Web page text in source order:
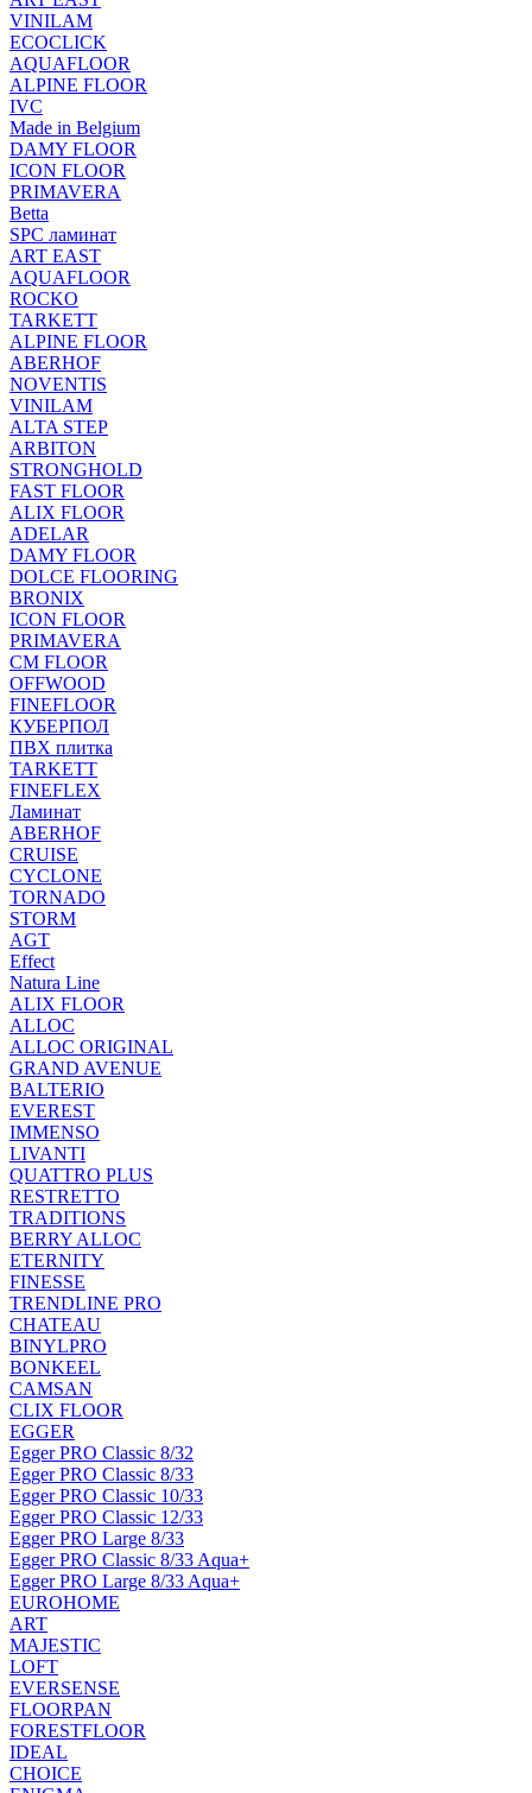
VINILAM
ECOCLICK
AQUAFLOOR
ALPINE FLOOR
IVC
Made in Belgium
DAMY FLOOR
ICON FLOOR
PRIMAVERA
Betta
SPC ламинат
ART EAST
AQUAFLOOR
ROCKO
TARKETT
ALPINE FLOOR
ABERHOF
NOVENTIS
VINILAM
ALTA STEP
ARBITON
STRONGHOLD
FAST FLOOR
ALIX FLOOR
ADELAR
DAMY FLOOR
DOLCE FLOORING
BRONIX
ICON FLOOR
PRIMAVERA
CM FLOOR
OFFWOOD
FINEFLOOR
КУБЕРПОЛ
ПВХ плитка
TARKETT
FINEFLEX
Ламинат
ABERHOF
CRUISE
CYCLONE
TORNADO
STORM
AGT
Effect
Natura Line
ALIX FLOOR
ALLOC
ALLOC ORIGINAL
GRAND AVENUE
BALTERIO
EVEREST
IMMENSO
LIVANTI
QUATTRO PLUS
RESTRETTO
TRADITIONS
BERRY ALLOC
ETERNITY
FINESSE
TRENDLINE PRO
CHATEAU
BINYLPRO
BONKEEL
CAMSAN
CLIX FLOOR
EGGER
Egger PRO Classic 8/32
Egger PRO Classic 8/33
Egger PRO Classic 10/33
Egger PRO Classic 12/33
Egger PRO Large 8/33
Egger PRO Classic 8/33 Aqua+
Egger PRO Large 8/33 Aqua+
EUROHOME
ART
MAJESTIC
LOFT
EVERSENSE
FLOORPAN
FORESTFLOOR
IDEAL
CHOICE